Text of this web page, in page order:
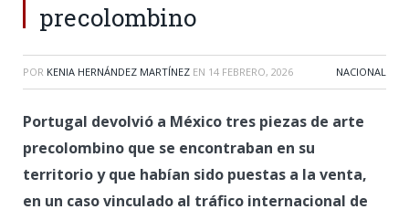
precolombino
POR KENIA HERNÁNDEZ MARTÍNEZ EN 14 FEBRERO, 2026 NACIONAL
Portugal devolvió a México tres piezas de arte
precolombino que se encontraban en su
territorio y que habían sido puestas a la venta,
en un caso vinculado al tráfico internacional de